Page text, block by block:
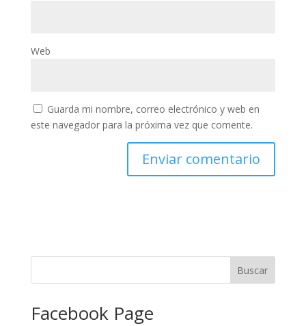
Web
Guarda mi nombre, correo electrónico y web en
este navegador para la próxima vez que comente.
Facebook Page